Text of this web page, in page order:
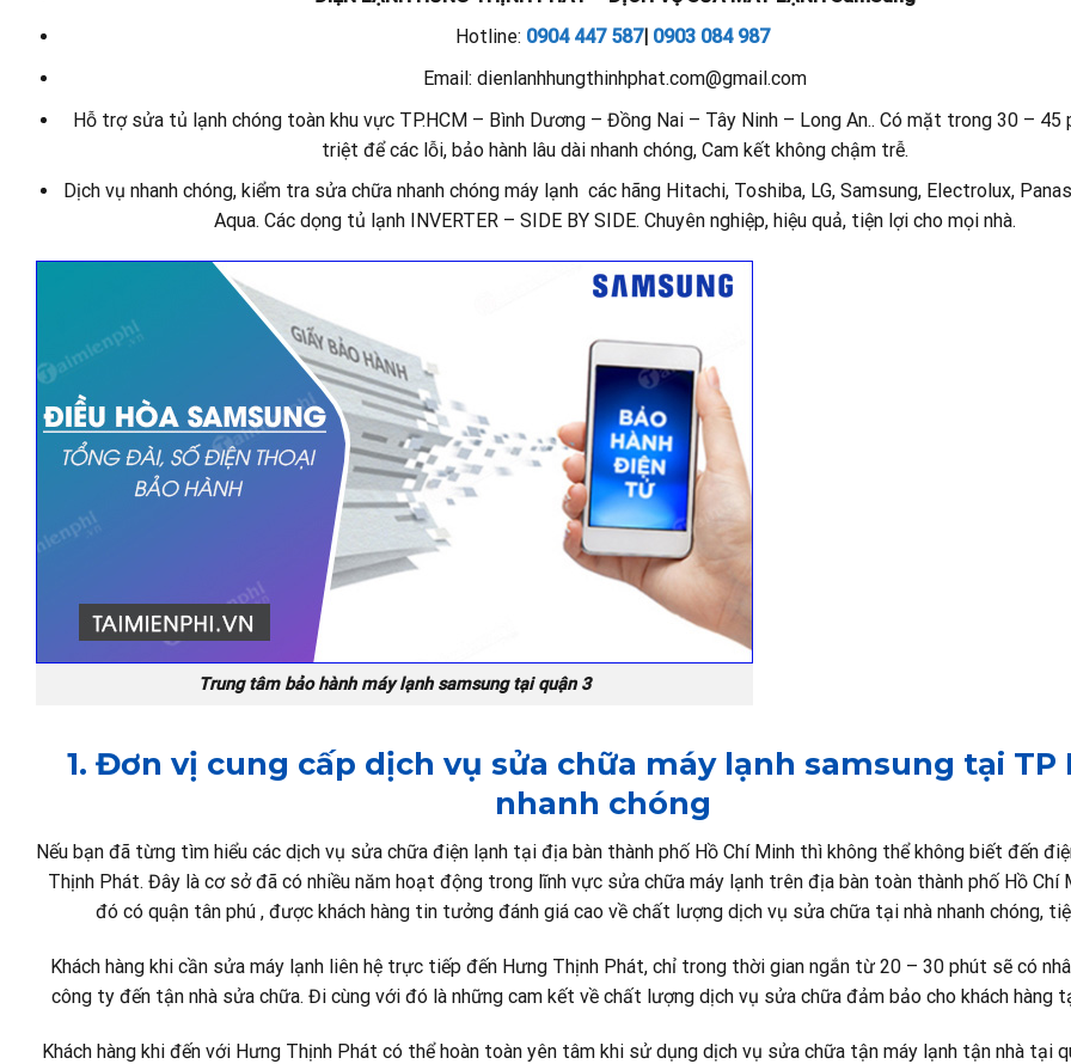
Hotline: 0904 447 587| 0903 084 987
Email: dienlanhhungthinhphat.com@gmail.com
Hỗ trợ sửa tủ lạnh chóng toàn khu vực TP.HCM – Bình Dương – Đồng Nai – Tây Ninh – Long An.. Có mặt trong 30 – 45
triệt để các lỗi, bảo hành lâu dài nhanh chóng, Cam kết không chậm trễ.
Dịch vụ nhanh chóng, kiểm tra sửa chữa nhanh chóng máy lạnh các hãng Hitachi, Toshiba, LG, Samsung, Electrolux,
Aqua. Các dọng tủ lạnh INVERTER – SIDE BY SIDE. Chuyên nghiệp, hiệu quả, tiện lợi cho mọi nhà.
Trung tâm bảo hành máy lạnh samsung tại quận 3
1. Đơn vị cung cấp dịch vụ sửa chữa máy lạnh samsung tại TP
nhanh chóng
Nếu bạn đã từng tìm hiểu các dịch vụ sửa chữa điện lạnh tại địa bàn thành phố Hồ Chí Minh thì không thể không biết đến
Thịnh Phát. Đây là cơ sở đã có nhiều năm hoạt động trong lĩnh vực sửa chữa máy lạnh trên địa bàn toàn thành phố Hồ Chí
đó có quận tân phú , được khách hàng tin tưởng đánh giá cao về chất lượng dịch vụ sửa chữa tại nhà nhanh chóng,
Khách hàng khi cần sửa máy lạnh liên hệ trực tiếp đến Hưng Thịnh Phát, chỉ trong thời gian ngắn từ 20 – 30 phút sẽ có
công ty đến tận nhà sửa chữa. Đi cùng với đó là những cam kết về chất lượng dịch vụ sửa chữa đảm bảo cho khách hàng
Khách hàng khi đến với Hưng Thịnh Phát có thể hoàn toàn yên tâm khi sử dụng dịch vụ sửa chữa tận máy lạnh tận nhà tại